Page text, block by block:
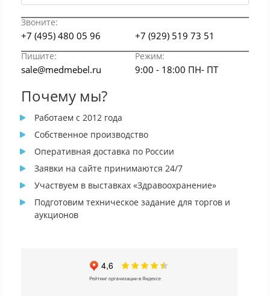
Звоните:
+7 (495) 480 05 96 +7 (929) 519 73 51
Пишите: Режим:
sale@medmebel.ru 9:00 - 18:00 ПН- ПТ
Почему мы?
Работаем с 2012 года
Собственное производство
Оперативная доставка по России
Заявки на сайте принимаются 24/7
Участвуем в выставках «Здравоохранение»
Подготовим техническое задание для торгов и
аукционов